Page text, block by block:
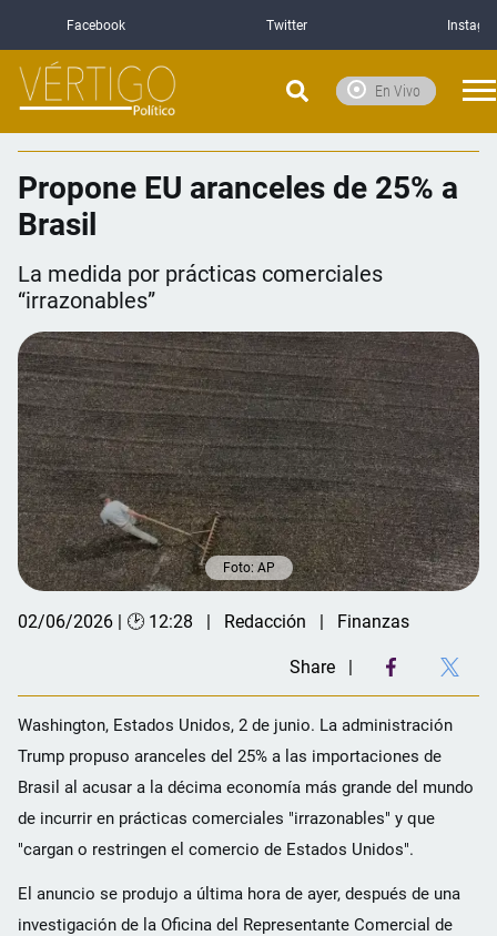
Facebook Twitter
En Vivo
Propone EU aranceles de 25% a
Brasil
La medida por prácticas comerciales
“irrazonables”
Foto: AP
02/06/2026 | 🕑 12:28 Redacción Finanzas
Share
Washington, Estados Unidos, 2 de junio. La administración
Trump propuso aranceles del 25% a las importaciones de
Brasil al acusar a la décima economía más grande del mundo
de incurrir en prácticas comerciales "irrazonables" y que
"cargan o restringen el comercio de Estados Unidos".
El anuncio se produjo a última hora de ayer, después de una
investigación de la Oficina del Representante Comercial de